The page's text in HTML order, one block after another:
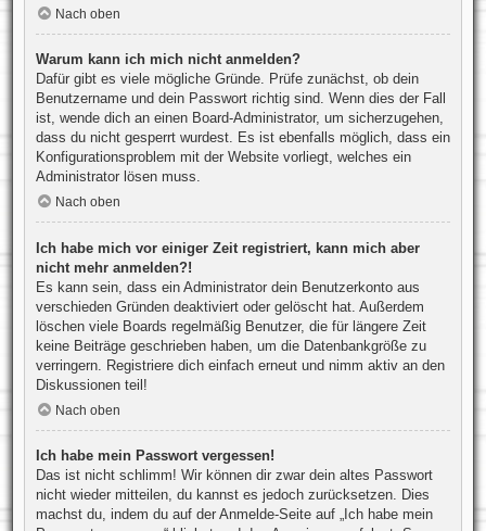
Nach oben
Warum kann ich mich nicht anmelden?
Dafür gibt es viele mögliche Gründe. Prüfe zunächst, ob dein
Benutzername und dein Passwort richtig sind. Wenn dies der Fall
ist, wende dich an einen Board-Administrator, um sicherzugehen,
dass du nicht gesperrt wurdest. Es ist ebenfalls möglich, dass ein
Konfigurationsproblem mit der Website vorliegt, welches ein
Administrator lösen muss.
Nach oben
Ich habe mich vor einiger Zeit registriert, kann mich aber
nicht mehr anmelden?!
Es kann sein, dass ein Administrator dein Benutzerkonto aus
verschieden Gründen deaktiviert oder gelöscht hat. Außerdem
löschen viele Boards regelmäßig Benutzer, die für längere Zeit
keine Beiträge geschrieben haben, um die Datenbankgröße zu
verringern. Registriere dich einfach erneut und nimm aktiv an den
Diskussionen teil!
Nach oben
Ich habe mein Passwort vergessen!
Das ist nicht schlimm! Wir können dir zwar dein altes Passwort
nicht wieder mitteilen, du kannst es jedoch zurücksetzen. Dies
machst du, indem du auf der Anmelde-Seite auf „Ich habe mein